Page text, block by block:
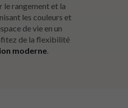
le rangement et la
les couleurs et
de vie en un
de la flexibilité
moderne